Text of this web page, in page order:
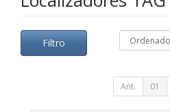
Filtro
Ant. 01